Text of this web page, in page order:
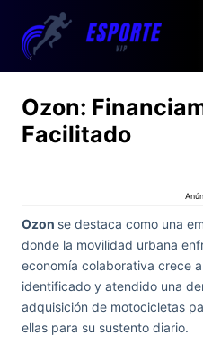
Ozon:
Facilitado
Ozon se destaca como una
donde la movilidad urbana
economía colaborativa crece
identificado y atendido una
adquisición de motocicletas
ellas para su sustento diario.